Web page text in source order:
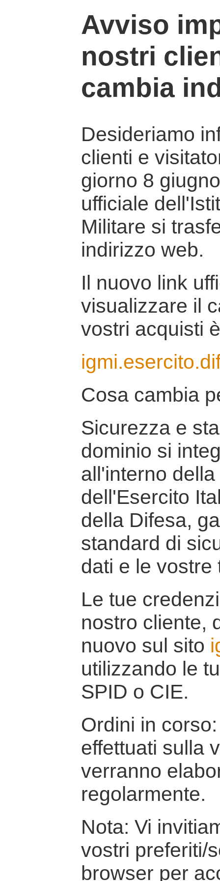
Avviso
nostri
cambia
Desideriamo
clienti e
giorno 8
ufficiale
Militare si
indirizzo web.
Il nuovo link
visualizzare il
vostri acquisti
Cosa cambia
Sicurezza e
dominio si
all'interno
dell'Esercito
della Difesa,
standard di
dati e le vostre
Le tue
nostro cliente,
nuovo sul sito
utilizzando le
SPID o CIE.
Ordini in
effettuati sulla
verranno
regolarmente.
Nota: Vi
vostri preferiti/
browser per